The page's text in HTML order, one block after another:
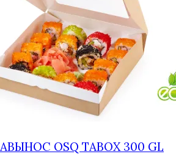
OSQ TABOX 300 GL